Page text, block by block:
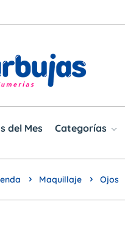
del Mes Categorías
Maquillaje Ojos